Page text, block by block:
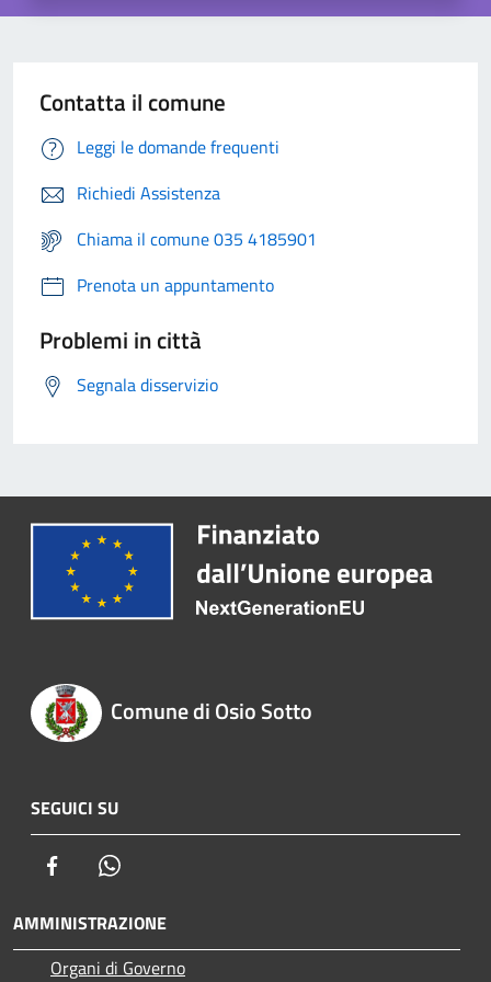
Contatta il comune
Leggi le domande frequenti
Richiedi Assistenza
Chiama il comune 035 4185901
Prenota un appuntamento
Problemi in città
Segnala disservizio
Comune di Osio Sotto
SEGUICI SU
Facebook
AMMINISTRAZIONE
Organi di Governo